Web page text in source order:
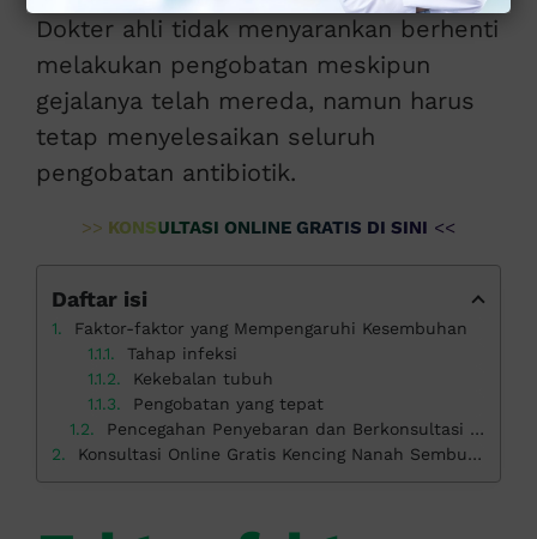
Dokter ahli tidak menyarankan berhenti
melakukan pengobatan meskipun
gejalanya telah mereda, namun harus
tetap menyelesaikan seluruh
pengobatan antibiotik.
>> KONSULTASI ONLINE GRATIS DI SINI <<
Daftar isi
Faktor-faktor yang Mempengaruhi Kesembuhan
Tahap infeksi
Kekebalan tubuh
Pengobatan yang tepat
Pencegahan Penyebaran dan Berkonsultasi dengan Dokter Ahli
Konsultasi Online Gratis Kencing Nanah Sembuh di Klinik Apollo